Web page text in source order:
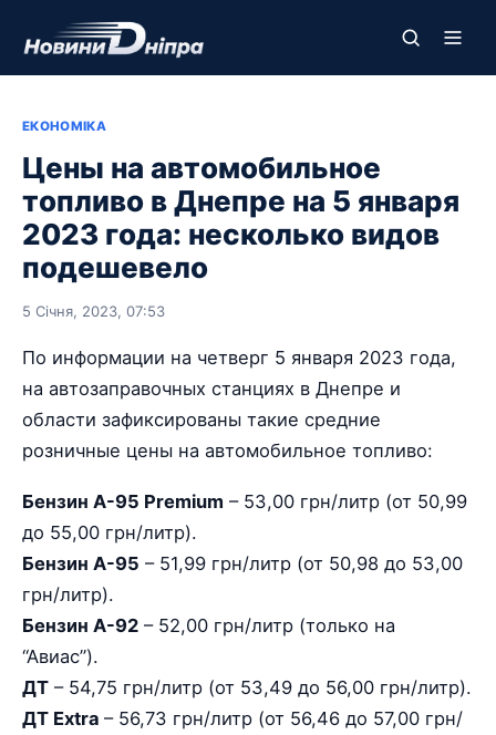
ЕКОНОМІКА
Цены на автомобильное
топливо в Днепре на 5 января
2023 года: несколько видов
подешевело
5 Січня, 2023, 07:53
По информации на четверг 5 января 2023 года,
на автозаправочных станциях в Днепре и
области зафиксированы такие средние
розничные цены на автомобильное топливо:
Бензин А-95 Premium – 53,00 грн/литр (от 50,99
до 55,00 грн/литр).
Бензин А-95 – 51,99 грн/литр (от 50,98 до 53,00
грн/литр).
Бензин А-92 – 52,00 грн/литр (только на
“Авиас”).
ДТ – 54,75 грн/литр (от 53,49 до 56,00 грн/литр).
ДТ Extra – 56,73 грн/литр (от 56,46 до 57,00 грн/